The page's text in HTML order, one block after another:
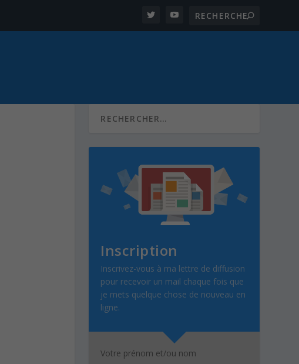
Inscription
Inscrivez-vous à ma lettre de diffusion
pour recevoir un mail chaque fois que
je mets quelque chose de nouveau en
ligne.
Votre prénom et/ou nom